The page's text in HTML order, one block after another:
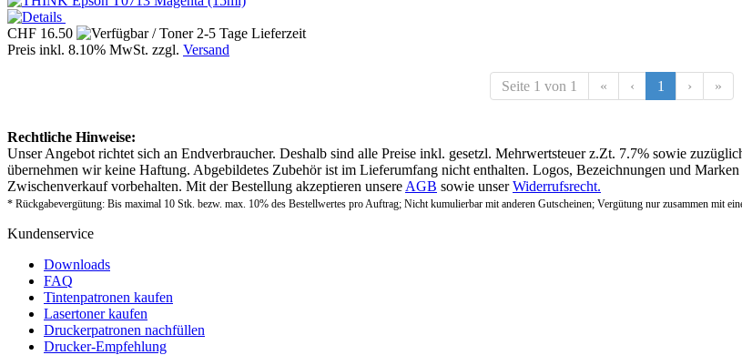
CHF 16.50
Preis inkl. 8.10% MwSt. zzgl. Versand
Seite 1 von 1 « ‹ 1 › »
Rechtliche Hinweise:
Unser Angebot richtet sich an Endverbraucher. Deshalb sind alle Preise inkl. gesetzl. Mehrwertsteuer z.Zt. 7.7% sowie
übernehmen wir keine Haftung. Abgebildetes Zubehör ist im Lieferumfang nicht enthalten. Logos, Bezeichnungen und
Zwischenverkauf vorbehalten. Mit der Bestellung akzeptieren unsere AGB sowie unserWiderrufsrecht.
* Rückgabevergütung: Bis maximal 10 Stk. bezw. max. 10% des Bestellwertes pro Auftrag; Nicht kumulierbar mit anderen Gutscheinen; Vergütung nur zusammen mit
Kundenservice
Downloads
FAQ
Tintenpatronen kaufen
Lasertoner kaufen
Druckerpatronen nachfüllen
Drucker-Empfehlung